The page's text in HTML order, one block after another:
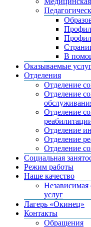
В
Оказываемые
Отделения
Отделение
Отделение
Отделение
Отделение
Отделение
Отделение
Социальная
Режим работы
Наше качество
Независимая
услуг
Лагерь «Окинец»
Контакты
Обращения